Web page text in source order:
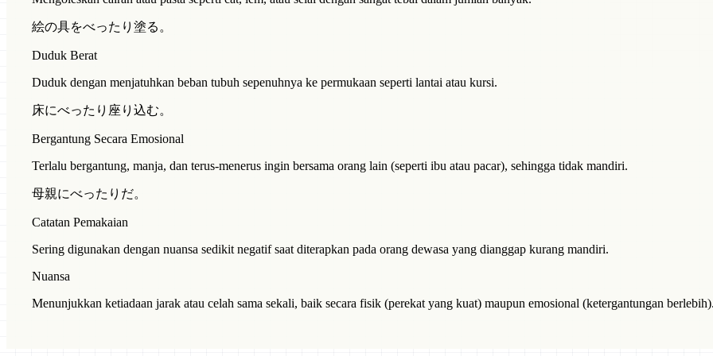
絵の具をべったり塗る。
Duduk Berat
Duduk dengan menjatuhkan beban tubuh sepenuhnya ke permukaan seperti lantai atau kursi.
床にべったり座り込む。
Bergantung Secara Emosional
Terlalu bergantung, manja, dan terus-menerus ingin bersama orang lain (seperti ibu atau pacar), sehingga tidak mandiri.
母親にべったりだ。
Catatan Pemakaian
Sering digunakan dengan nuansa sedikit negatif saat diterapkan pada orang dewasa yang dianggap kurang mandiri.
Nuansa
Menunjukkan ketiadaan jarak atau celah sama sekali, baik secara fisik (perekat yang kuat) maupun emosional (ketergantungan